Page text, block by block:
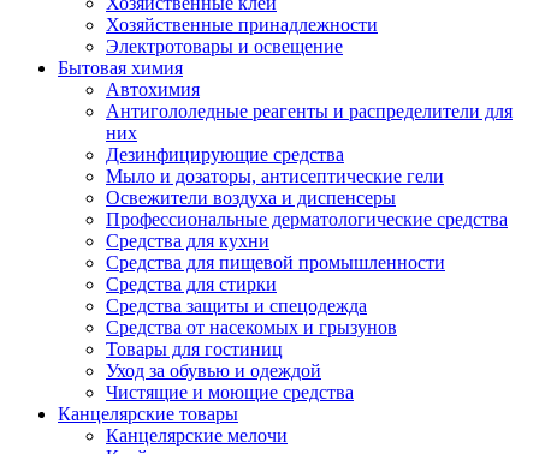
Хозяйственные принадлежности
Электротовары и освещение
Бытовая химия
Автохимия
Антигололедные реагенты и распределители для
них
Дезинфицирующие средства
Мыло и дозаторы, антисептические гели
Освежители воздуха и диспенсеры
Профессиональные дерматологические средства
Средства для кухни
Средства для пищевой промышленности
Средства для стирки
Средства защиты и спецодежда
Средства от насекомых и грызунов
Товары для гостиниц
Уход за обувью и одеждой
Чистящие и моющие средства
Канцелярские товары
Канцелярские мелочи